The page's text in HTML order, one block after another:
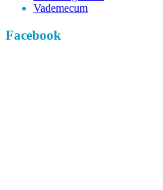
Vademecum
Facebook